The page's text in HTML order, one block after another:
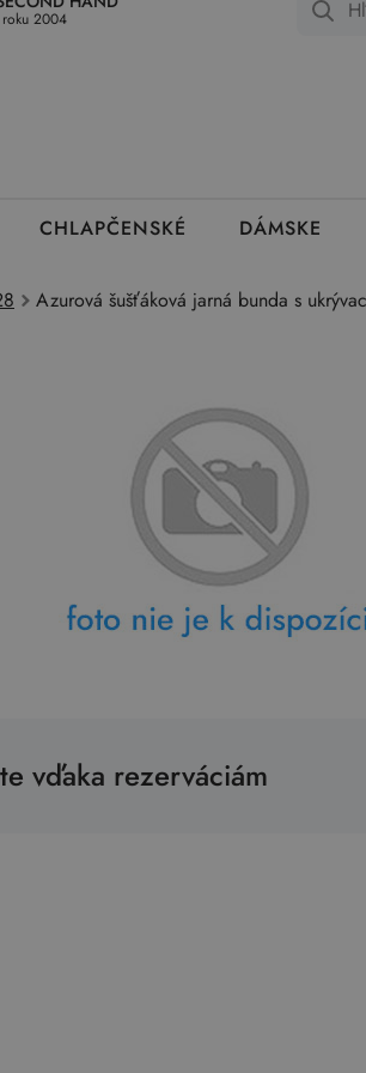
Ako môžem vrátiť oblečenie Ako
2004
CHLAPČENSKÉ DÁMSKE
Azurová šušťáková jarná bunda s
vďaka rezerváciám